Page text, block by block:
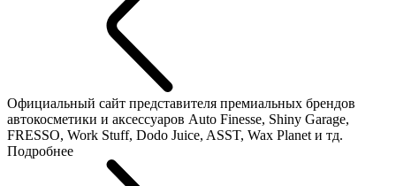
Официальный сайт представителя премиальных брендов
автокосметики и аксессуаров Auto Finesse, Shiny Garage,
FRESSO, Work Stuff, Dodo Juice, ASST, Wax Planet и тд.
Подробнее